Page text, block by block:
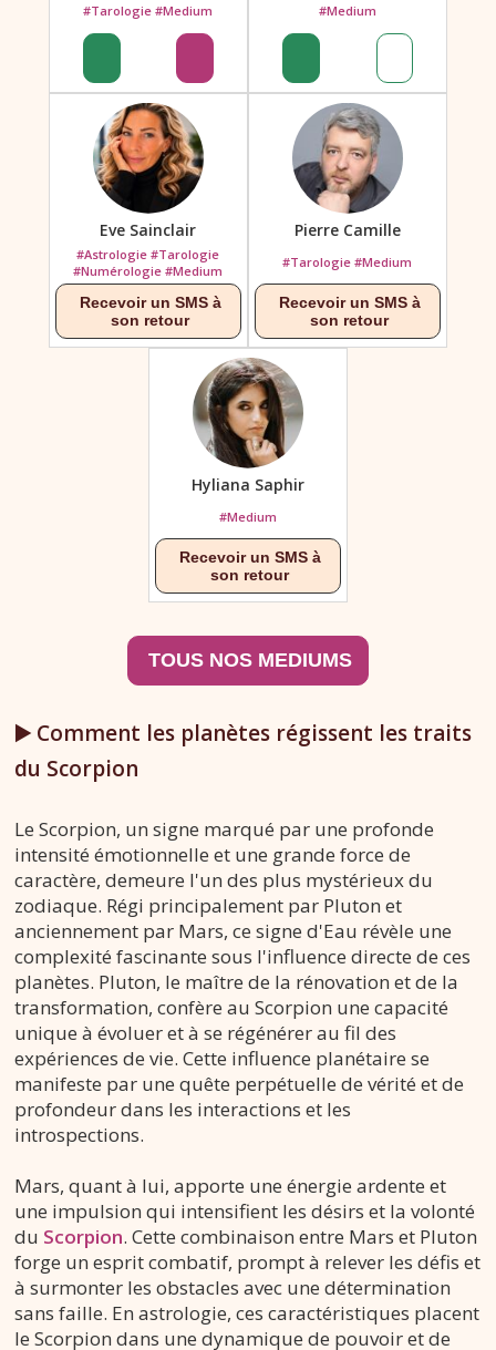
#Tarologie #Medium #Medium
Eve Sainclair
#Astrologie #Tarologie
#Numérologie #Medium
Pierre Camille
#Tarologie #Medium
Hyliana Saphir
#Medium
▶️ Comment les planètes régissent les traits
du Scorpion
Le Scorpion, un signe marqué par une profonde
intensité émotionnelle et une grande force de
caractère, demeure l'un des plus mystérieux du
zodiaque. Régi principalement par Pluton et
anciennement par Mars, ce signe d'Eau révèle une
complexité fascinante sous l'influence directe de ces
planètes. Pluton, le maître de la rénovation et de la
transformation, confère au Scorpion une capacité
unique à évoluer et à se régénérer au fil des
expériences de vie. Cette influence planétaire se
manifeste par une quête perpétuelle de vérité et de
profondeur dans les interactions et les
introspections.
Mars, quant à lui, apporte une énergie ardente et
une impulsion qui intensifient les désirs et la volonté
du Scorpion. Cette combinaison entre Mars et Pluton
forge un esprit combatif, prompt à relever les défis et
à surmonter les obstacles avec une détermination
sans faille. En astrologie, ces caractéristiques placent
le Scorpion dans une dynamique de pouvoir et de